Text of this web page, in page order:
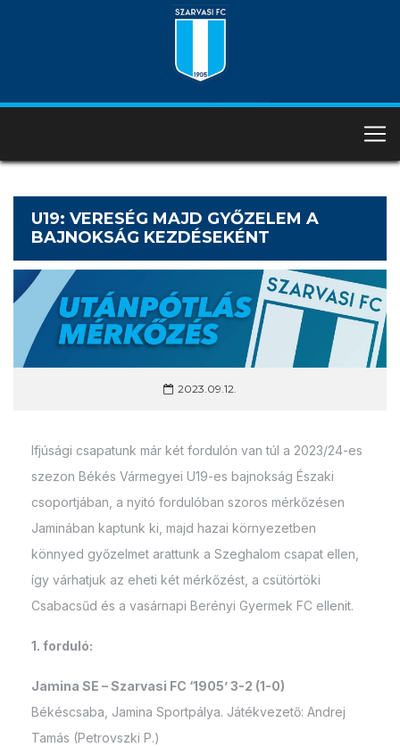
U19: VERESÉG MAJD GYŐZELEM A
BAJNOKSÁG KEZDÉSEKÉNT
2023.09.12.
Ifjúsági csapatunk már két fordulón van túl a 2023/24-es
szezon Békés Vármegyei U19-es bajnokság Északi
csoportjában, a nyitó fordulóban szoros mérkőzésen
Jaminában kaptunk ki, majd hazai környezetben
könnyed győzelmet arattunk a Szeghalom csapat ellen,
így várhatjuk az eheti két mérkőzést, a csütörtöki
Csabacsűd és a vasárnapi Berényi Gyermek FC ellenit.
1. forduló:
Jamina SE – Szarvasi FC ‘1905’ 3-2 (1-0)
Békéscsaba, Jamina Sportpálya. Játékvezető: Andrej
Tamás (Petrovszki P.)